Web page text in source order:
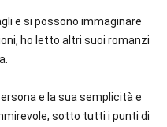
e si possono immaginare
ho letto altri suoi romanzi
e la sua semplicità e
sotto tutti i punti di